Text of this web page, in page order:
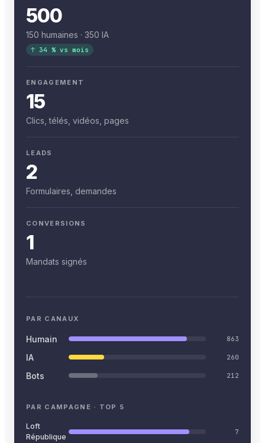
500
150 humaines · 350 IA
↑ 34 % vs mois
ENGAGEMENT
15
Clics, télés, vidéos, pages
LEADS
2
Formulaires, demandes
CONVERSIONS
1
Mandats signés
PAR CANAUX
Humain 863
IA 260
Bots 212
PAR CAMPAGNE · TOP 5
Loft
République
7